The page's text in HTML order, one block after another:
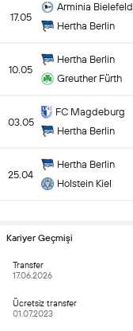
17.05
Arminia Bielefeld
Hertha Berlin
10.05
Hertha Berlin
Greuther Fürth
03.05
FC Magdeburg
Hertha Berlin
25.04
Hertha Berlin
Holstein Kiel
Kariyer Geçmişi
Transfer
17.06.2026
Ücretsiz transfer
01.07.2023